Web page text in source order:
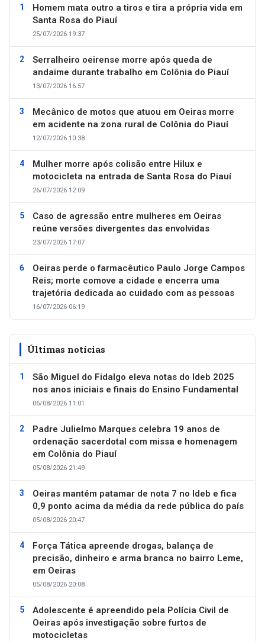
Homem mata outro a tiros e tira a própria vida em
Santa Rosa do Piauí
25/07/2026 19:37
Serralheiro oeirense morre após queda de
andaime durante trabalho em Colônia do Piauí
13/07/2026 16:57
Mecânico de motos que atuou em Oeiras morre
em acidente na zona rural de Colônia do Piauí
12/07/2026 10:38
Mulher morre após colisão entre Hilux e
motocicleta na entrada de Santa Rosa do Piauí
26/07/2026 12:09
Caso de agressão entre mulheres em Oeiras
reúne versões divergentes das envolvidas
23/07/2026 17:07
Oeiras perde o farmacêutico Paulo Jorge Campos
Reis; morte comove a cidade e encerra uma
trajetória dedicada ao cuidado com as pessoas
16/07/2026 06:19
Últimas notícias
São Miguel do Fidalgo eleva notas do Ideb 2025
nos anos iniciais e finais do Ensino Fundamental
06/08/2026 11:01
Padre Julielmo Marques celebra 19 anos de
ordenação sacerdotal com missa e homenagem
em Colônia do Piauí
05/08/2026 21:49
Oeiras mantém patamar de nota 7 no Ideb e fica
0,9 ponto acima da média da rede pública do país
05/08/2026 20:47
Força Tática apreende drogas, balança de
precisão, dinheiro e arma branca no bairro Leme,
em Oeiras
05/08/2026 20:08
Adolescente é apreendido pela Polícia Civil de
Oeiras após investigação sobre furtos de
motocicletas